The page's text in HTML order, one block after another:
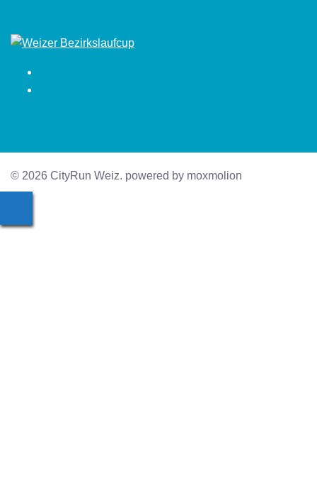
© 2026 CityRun Weiz. powered by moxmolion